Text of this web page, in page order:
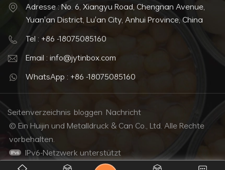
Adresse : No. 6, Xiangyu Road, Chengnan Avenue,
Yuan'an District, Lu'an City, Anhui Province, China
Tel : +86 -18075085160
Email : info@jytinbox.com
WhatsApp : +86 -18075085160
Seitenverzeichnis bloggen Nachricht
© Ein Huijin und Metalldruck & Can Co., Ltd. Alle Rechte
vorbehalten.
IPv6-Netzwerk unterstützt